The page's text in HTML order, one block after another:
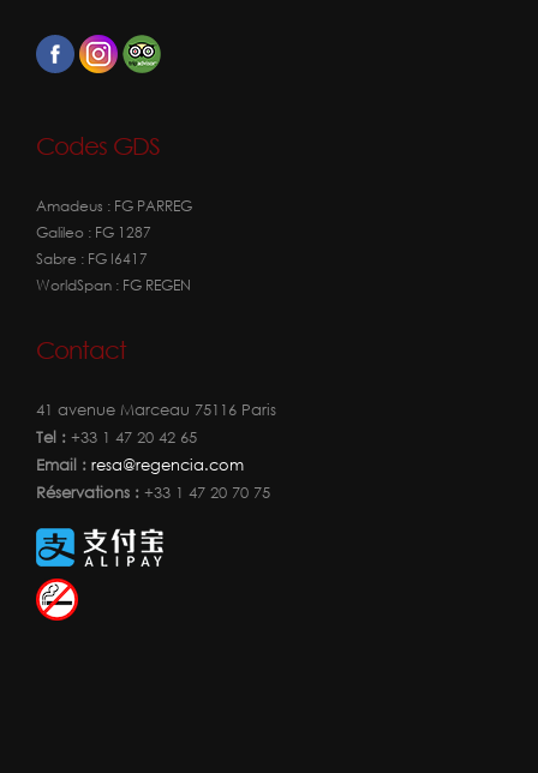
Codes GDS
Amadeus : FG PARREG
Galileo : FG 1287
Sabre : FG I6417
WorldSpan : FG REGEN
Contact
41 avenue Marceau 75116 Paris
Tel : +33 1 47 20 42 65
Email : resa@regencia.com
Réservations : +33 1 47 20 70 75